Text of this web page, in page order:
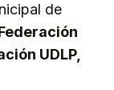
de
UDLP,